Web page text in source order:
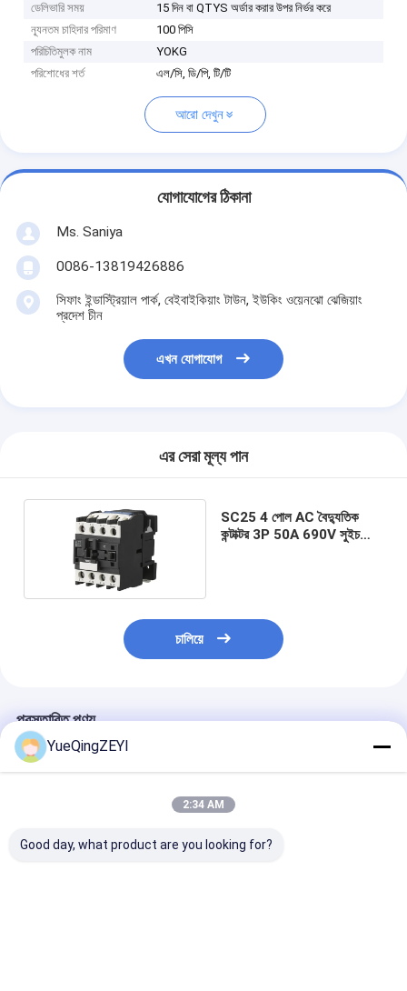
ডেলিভারি সময়
15 দিন বা QTYS অর্ডার করার উপর নির্ভর করে
ন্যূনতম চাহিদার পরিমাণ
100 পিসি
পরিচিতিমুলক নাম
YOKG
পরিশোধের শর্ত
এল/সি, ডি/পি, টি/টি
আরো দেখুন
যোগাযোগের ঠিকানা
Ms. Saniya
0086-13819426886
সিফাং ইন্ডাস্ট্রিয়াল পার্ক, বেইবাইকিয়াং টাউন, ইউকিং ওয়েনঝো ঝেজিয়াং
প্রদেশ চীন
এখন যোগাযোগ
এর সেরা মূল্য পান
SC25 4 পোল AC বৈদ্যুতিক
কন্টাক্টর 3P 50A 690V সুইচ
চালিয়ে
প্রস্তাবিত পণ্য
YueQingZEYI
2:34 AM
Good day, what product are you looking for?